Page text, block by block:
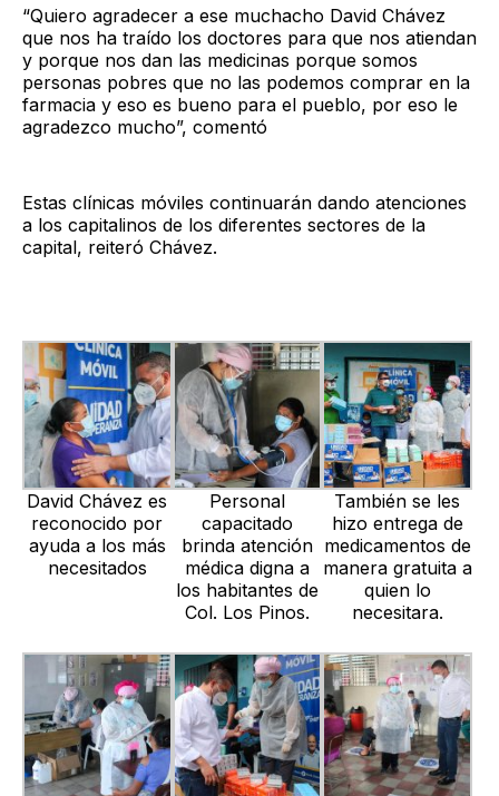
“Quiero agradecer a ese muchacho David Chávez
que nos ha traído los doctores para que nos atiendan
y porque nos dan las medicinas porque somos
personas pobres que no las podemos comprar en la
farmacia y eso es bueno para el pueblo, por eso le
agradezco mucho”, comentó
Estas clínicas móviles continuarán dando atenciones
a los capitalinos de los diferentes sectores de la
capital, reiteró Chávez.
David Chávez es
reconocido por
ayuda a los más
necesitados
Personal
capacitado
brinda atención
médica digna a
los habitantes de
Col. Los Pinos.
También se les
hizo entrega de
medicamentos de
manera gratuita a
quien lo
necesitara.